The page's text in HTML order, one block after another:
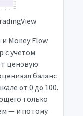
и Money Flow
с учетом
ценовую
баланс
от 0 до 100.
только
— и потому